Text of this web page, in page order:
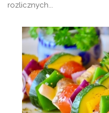
rozlicznych...